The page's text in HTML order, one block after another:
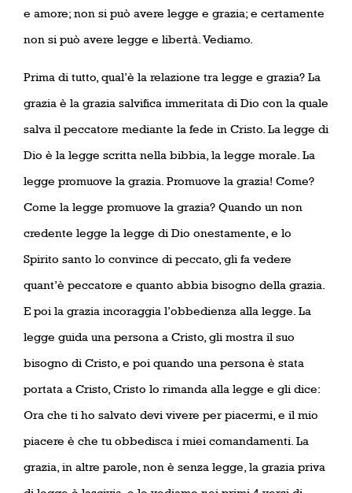
e amore; non si può avere legge e grazia; e certamente
non si può avere legge e libertà. Vediamo.
Prima di tutto, qual’è la relazione tra legge e grazia? La
grazia è la grazia salvifica immeritata di Dio con la quale
salva il peccatore mediante la fede in Cristo. La legge di
Dio è la legge scritta nella bibbia, la legge morale. La
legge promuove la grazia. Promuove la grazia! Come?
Come la legge promuove la grazia? Quando un non
credente legge la legge di Dio onestamente, e lo
Spirito santo lo convince di peccato, gli fa vedere
quant’è peccatore e quanto abbia bisogno della grazia.
E poi la grazia incoraggia l’obbedienza alla legge. La
legge guida una persona a Cristo, gli mostra il suo
bisogno di Cristo, e poi quando una persona è stata
portata a Cristo, Cristo lo rimanda alla legge e gli dice:
Ora che ti ho salvato devi vivere per piacermi, e il mio
piacere è che tu obbedisca i miei comandamenti. La
grazia, in altre parole, non è senza legge, la grazia priva